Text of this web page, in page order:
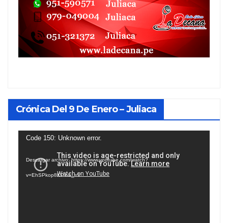
Crónica Del 9 De Enero – Juliaca
Reproductor
vídeo
Code 150: Unknown error.
Descargar archivo: https://www.youtube.com/watch?
v=EhSPkop8KPY&_=1